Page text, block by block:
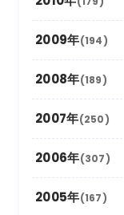
2019年2月
2018年3月
2018年2月
2017年4月
2017年3月
2017年2月
2016年6月
2016年5月
2016年4月
2016年3月
2016年2月
2015年7月
2015年6月
2015年5月
2015年4月
2015年3月
2015年2月
2014年7月
2014年6月
2014年5月
2014年4月
2014年3月
2013年9月
2013年7月
2013年6月
2013年5月
2013年4月
2012年10月
2012年9月
2012年7月
2012年6月
2012年5月
2011年11月
2011年10月
2011年9月
2011年7月
2011年6月
2010年12月
2010年11月
2010年10月
2010年9月
2010年7月
2009年(194)
2009年12月
2009年11月
2009年10月
2009年9月
2008年(189)
2008年12月
2008年11月
2008年10月
2007年(250)
2007年12月
2007年11月
2006年(307)
2006年12月
2005年(167)